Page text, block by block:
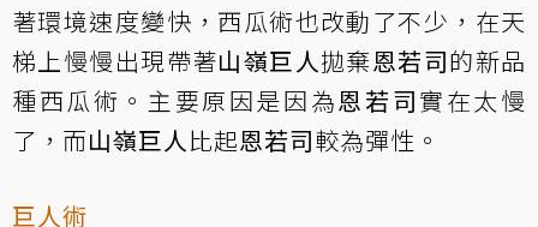
著環境速度變快，西瓜術也改動了不少，在天
梯上慢慢出現帶著山嶺巨人拋棄恩若司的新品
種西瓜術。主要原因是因為恩若司實在太慢
了，而山嶺巨人比起恩若司較為彈性。
巨人術